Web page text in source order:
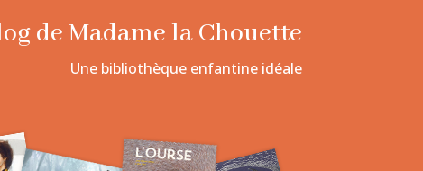
de Madame la Chouette
Une bibliothèque enfantine idéale